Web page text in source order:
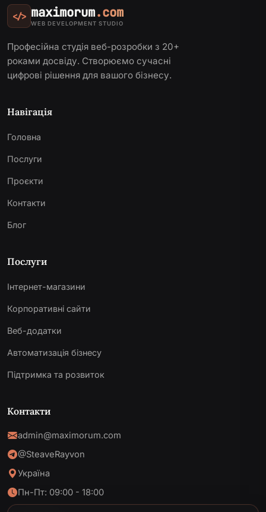
</> maximorum.com
WEB DEVELOPMENT STUDIO
Професійна студія веб-розробки з 20+
роками досвіду. Створюємо сучасні
цифрові рішення для вашого бізнесу.
Навігація
Головна
Послуги
Проєкти
Контакти
Блог
Послуги
Інтернет-магазини
Корпоративні сайти
Веб-додатки
Автоматизація бізнесу
Підтримка та розвиток
Контакти
admin@maximorum.com
@SteaveRayvon
Україна
Пн-Пт: 09:00 - 18:00